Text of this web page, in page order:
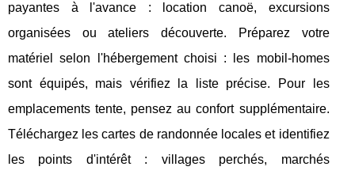
payantes à l'avance : location canoë, excursions
organisées ou ateliers découverte. Préparez votre
matériel selon l'hébergement choisi : les mobil-homes
sont équipés, mais vérifiez la liste précise. Pour les
emplacements tente, pensez au confort supplémentaire.
Téléchargez les cartes de randonnée locales et identifiez
les points d'intérêt : villages perchés, marchés